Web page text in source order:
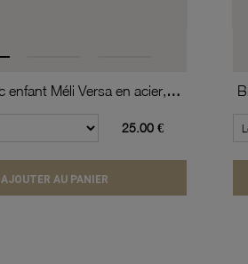
Bracelet jonc enfant Méli Versa en acier, 10mm
25.00 €
AJOUTER AU PANIER